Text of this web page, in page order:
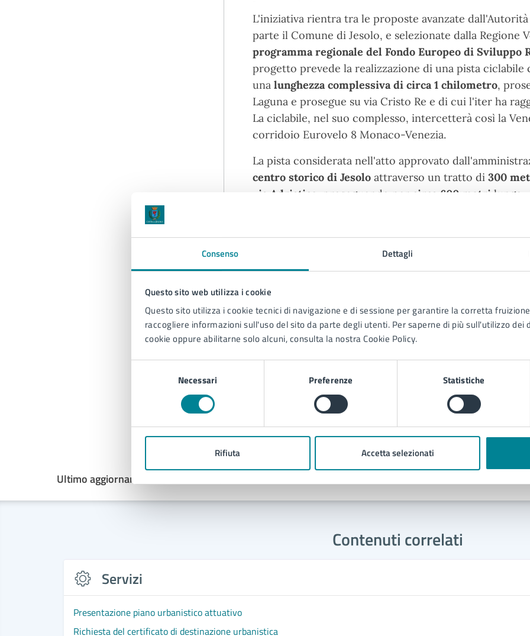
Consenso Dettagli
Questo sito web utilizza i cookie
Questo sito utilizza i cookie tecnici di navigazione e di sessione per garantire la corretta
raccogliere informazioni sull'uso del sito da parte degli utenti. Per saperne di più sull'utilizzo dei
cookie oppure abilitarne solo alcuni, consulta la nostra Cookie Policy.
Necessari Preferenze Statistiche
Rifiuta Accetta selezionati
L'iniziativa rientra tra le proposte avanzate dall'Autorità
parte il Comune di Jesolo, e selezionate dalla Regione
programma regionale del Fondo Europeo di Sviluppo
progetto prevede la realizzazione di una pista
una lunghezza complessiva di circa 1 chilometro,
Laguna e prosegue su via Cristo Re e di cui l'iter ha
La ciclabile, nel suo complesso, intercetterà così la
corridoio Eurovelo 8 Monaco-Venezia.
La pista considerata nell'atto approvato
centro storico di Jesolo attraverso un tratto di 300
via Adriatico
, proseguendo per circa 600 metri lungo
ad arrivare al piazzale del vecchio municipio (ex
A cura di
Comunicazione
Via Sant'Antonio 11 - Jesolo (VE),
Ultimo aggiornamento:
Contenuti correlati
Servizi
Presentazione piano urbanistico attuativo
Richiesta del certificato di destinazione urbanistica